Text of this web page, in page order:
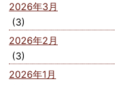
2026年3月
(3)
2026年2月
(3)
2026年1月